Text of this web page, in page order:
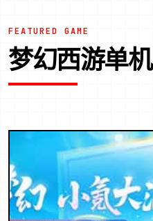
FEATURED GAME
梦幻西游单机